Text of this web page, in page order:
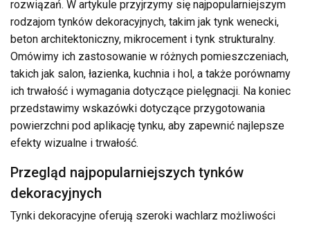
rozwiązań. W artykule przyjrzymy się najpopularniejszym
rodzajom tynków dekoracyjnych, takim jak tynk wenecki,
beton architektoniczny, mikrocement i tynk strukturalny.
Omówimy ich zastosowanie w różnych pomieszczeniach,
takich jak salon, łazienka, kuchnia i hol, a także porównamy
ich trwałość i wymagania dotyczące pielęgnacji. Na koniec
przedstawimy wskazówki dotyczące przygotowania
powierzchni pod aplikację tynku, aby zapewnić najlepsze
efekty wizualne i trwałość.
Przegląd najpopularniejszych tynków
dekoracyjnych
Tynki dekoracyjne oferują szeroki wachlarz możliwości